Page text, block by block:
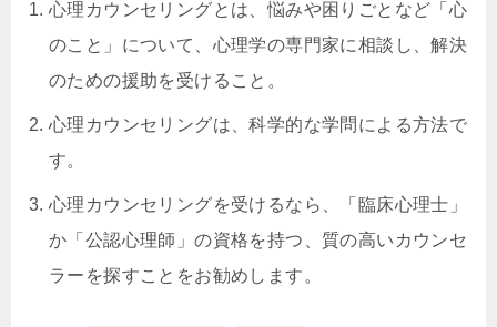
心理カウンセリングとは、悩みや困りごとなど「心
のこと」について、心理学の専門家に相談し、解決
のための援助を受けること。
心理カウンセリングは、科学的な学問による方法で
す。
心理カウンセリングを受けるなら、「臨床心理士」
か「公認心理師」の資格を持つ、質の高いカウンセ
ラーを探すことをお勧めします。